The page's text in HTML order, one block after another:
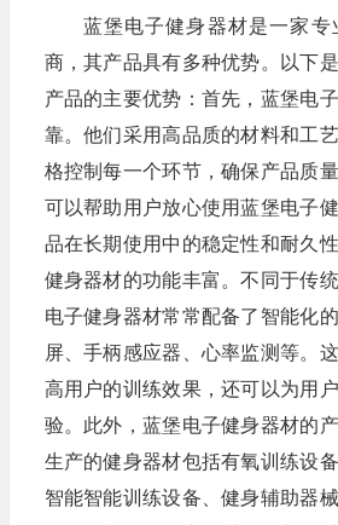
蓝堡电子健身器材是一家专
商，其产品具有多种优势。以下
产品的主要优势：首先，蓝堡电
靠。他们采用高品质的材料和工
格控制每一个环节，确保产品质
可以帮助用户放心使用蓝堡电子
品在长期使用中的稳定性和耐久
健身器材的功能丰富。不同于传
电子健身器材常常配备了智能化
屏、手柄感应器、心率监测等。
高用户的训练效果，还可以为用
验。此外，蓝堡电子健身器材的
生产的健身器材包括有氧训练设
智能智能训练设备、健身辅助器